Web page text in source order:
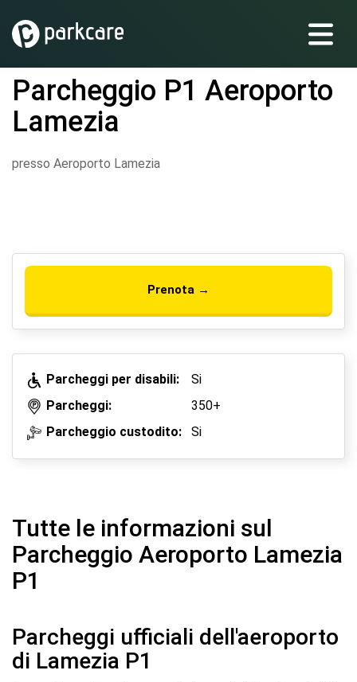
Parcheggio P1 Aeroporto
Lamezia
presso Aeroporto Lamezia
Prenota →
Parcheggi per disabili:
Si
Parcheggi:
350+
Parcheggio custodito:
Si
Tutte le informazioni sul
Parcheggio Aeroporto Lamezia
P1
Parcheggi ufficiali dell'aeroporto
di Lamezia P1